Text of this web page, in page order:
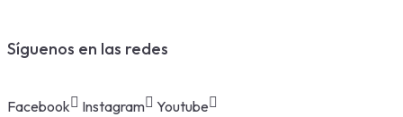
Síguenos en las redes
Facebook Instagram Youtube